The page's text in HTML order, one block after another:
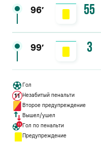
96′ 55
99′ 3
Гол
Незабитый пенальти
Второе предупреждение
Вышел/ушел
Гол по пенальти
Предупреждение